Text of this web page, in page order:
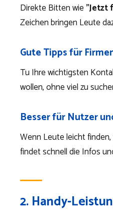
Direkte Bitten wie"Jetzt
Zeichen bringen Leute
Gute Tipps für
Tu Ihre wichtigsten
wollen, ohne viel zu
Besser für Nutzer
Wenn Leute leicht
findet schnell die Infos
2. Handy-